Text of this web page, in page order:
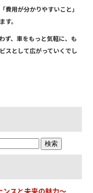
費用が分かりやすいこと」
す。
ず、車をもっと気軽に、も
スとして広がっていくでし
ンスと未来の魅力～